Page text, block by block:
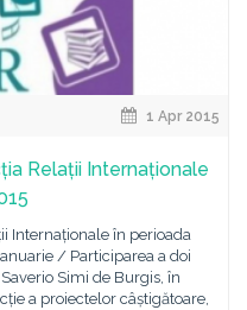
1 Apr 2015
Relații Internaționale
Internaționale în perioada
/ Participarea a doi
Simi de Burgis, în
a proiectelor câștigătoare,